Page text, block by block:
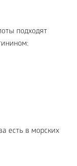
подходят
есть в морских